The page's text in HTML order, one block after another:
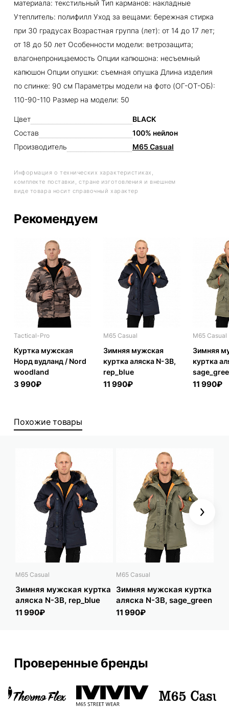
материала: текстильный Тип карманов: накладные
Утеплитель: полифилл Уход за вещами: бережная стирка
при 30 градусах Возрастная группа (лет): от 14 до 17 лет;
от 18 до 50 лет Особенности модели: ветрозащита;
влагонепроницаемость Опции капюшона: несъемный
капюшон Опции опушки: съемная опушка Длина изделия
по спинке: 90 см Параметры модели на фото (ОГ-ОТ-ОБ):
110-90-110 Размер на модели: 50
Цвет
BLACK
Состав
100% нейлон
Производитель
M65 Casual
Информация о технических характеристиках,
комплекте поставки, стране изготовления и внешнем
виде товара носит справочный характер
Рекомендуем
Tactical-Pro
Куртка мужская
Норд вудланд / Nord
woodland
3 990₽
M65 Casual
Зимняя мужская
куртка аляска N-3B,
rep_blue
11 990₽
M65 Casual
Зимняя
куртка
11 990₽
Похожие товары
M65 Casual
Зимняя мужская куртка
аляска N-3B, rep_blue
11 990₽
M65 Casual
Зимняя мужская куртка
аляска N-3B, sage_green
11 990₽
Next
Проверенные бренды